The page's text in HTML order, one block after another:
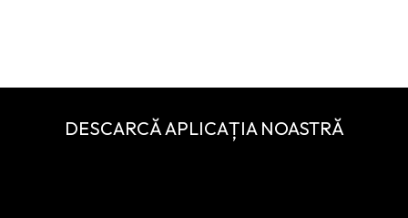
DESCARCĂ APLICAȚIA NOASTRĂ